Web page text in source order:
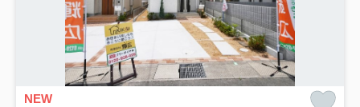
NEW